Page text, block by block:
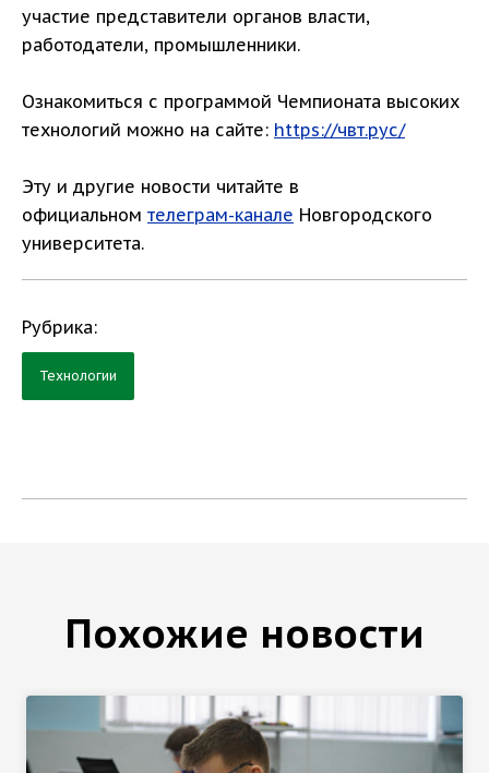
участие представители органов власти,
работодатели, промышленники.
Ознакомиться с программой Чемпионата высоких
технологий можно на сайте: https://чвт.рус/
Эту и другие новости читайте в
официальном телеграм-канале Новгородского
университета.
Рубрика:
Технологии
Похожие новости